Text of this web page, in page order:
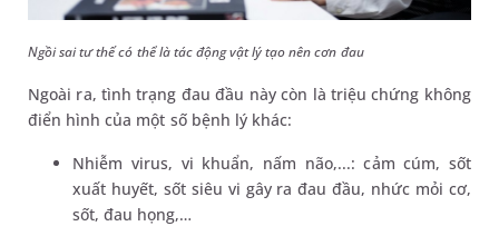
Ngồi sai tư thế có thể là tác động vật lý tạo nên cơn đau
Ngoài ra, tình trạng đau đầu này còn là triệu chứng không
điển hình của một số bệnh lý khác:
Nhiễm virus, vi khuẩn, nấm não,...: cảm cúm, sốt
xuất huyết, sốt siêu vi gây ra đau đầu, nhức mỏi cơ,
sốt, đau họng,…